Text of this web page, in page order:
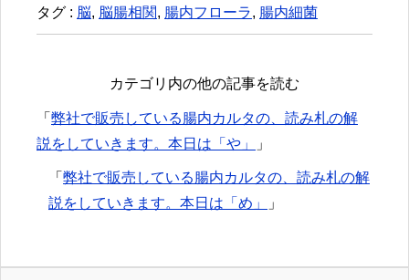
タグ : 脳, 脳腸相関, 腸内フローラ, 腸内細菌
カテゴリ内の他の記事を読む
「 弊社で販売している腸内カルタの、読み札の解
説をしていきます。本日は「や」
」
「 弊社で販売している腸内カルタの、読み札の解
説をしていきます。本日は「め」
」